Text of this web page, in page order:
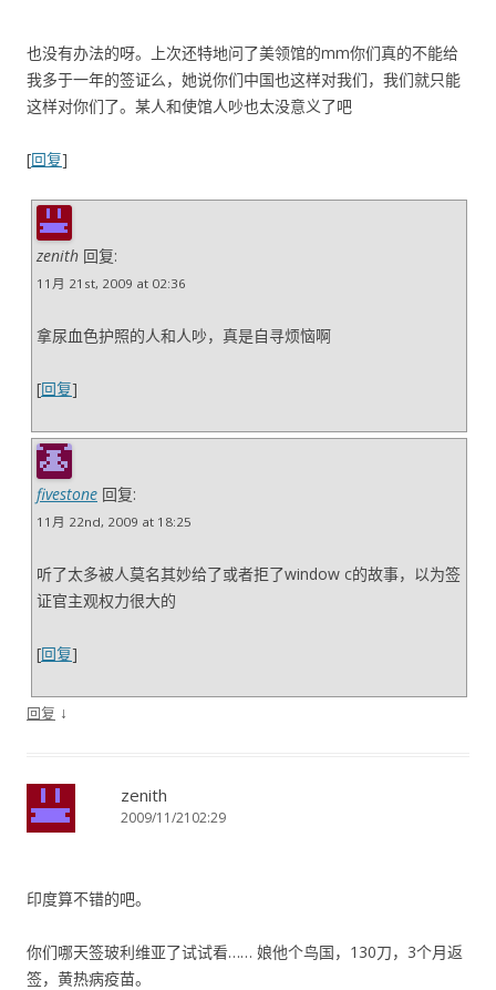
也没有办法的呀。上次还特地问了美领馆的mm你们真的不能给
我多于一年的签证么，她说你们中国也这样对我们，我们就只能
这样对你们了。某人和使馆人吵也太没意义了吧
[回复]
zenith 回复:
11月 21st, 2009 at 02:36
拿尿血色护照的人和人吵，真是自寻烦恼啊
[回复]
fivestone 回复:
11月 22nd, 2009 at 18:25
听了太多被人莫名其妙给了或者拒了window c的故事，以为签
证官主观权力很大的
[回复]
回复 ↓
zenith
2009/11/2102:29
印度算不错的吧。
你们哪天签玻利维亚了试试看…… 娘他个鸟国，130刀，3个月返
签，黄热病疫苗。